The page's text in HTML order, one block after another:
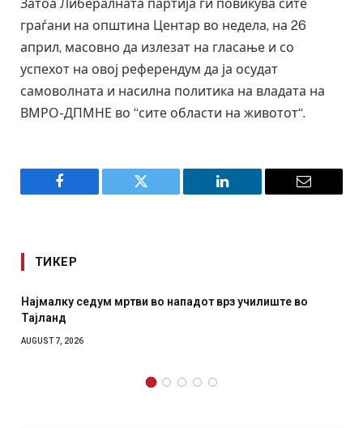
Затоа Либералната партија ги повикува сите
граѓани на општина Центар во недела, на 26
април, масовно да излезат на гласање и со
успехот на овој референдум да ја осудат
самоволната и насилна политика на владата на
ВМРО-ДПМНЕ во “сите области на животот“.
Facebook Twitter LinkedIn Email
ТИКЕР
Најмалку седум мртви во нападот врз училиште во
Тајланд
AUGUST 7, 2026